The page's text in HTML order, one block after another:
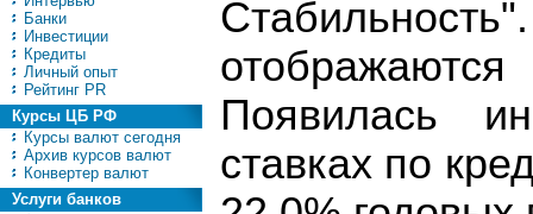
Банки
Инвестиции
Кредиты
Личный опыт
Рейтинг PR
Курсы ЦБ РФ
Курсы валют сегодня
Архив курсов валют
Конвертер валют
Услуги банков
Появилась
ставках по